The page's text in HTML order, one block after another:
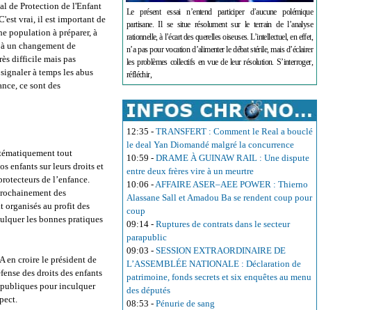
de Protection de l'Enfant
vrai, il est important de
population à préparer, à
un changement de
difficile mais pas
à temps les abus
ce sont des
tout
enfants sur leurs droits et
de l’enfance.
des
organisés au profit des
les bonnes pratiques
en croire le président de
des droits des enfants
publiques pour inculquer
Le présent essai n’entend participer d’aucune polémique
partisane. Il se situe résolument sur le terrain de l’analyse
rationnelle, à l’écart des querelles oiseuses. L’intellectuel, en effet,
n’a pas pour vocation d’alimenter le débat stérile, mais d’éclairer
les problèmes collectifs en vue de leur résolution. S’interroger,
réfléchir,
12:35 - TRANSFERT : Comment le Real a bouclé
le deal Yan Diomandé malgré la concurrence
10:59 - DRAME À GUINAW RAIL : Une dispute
entre deux frères vire à un meurtre
10:06 -AFFAIRE ASER–AEE POWER : Thierno
Alassane Sall et Amadou Ba se rendent coup pour
coup
09:14 - Ruptures de contrats dans le secteur
parapublic
09:03 - SESSION EXTRAORDINAIRE DE
L’ASSEMBLÉE NATIONALE : Déclaration de
patrimoine, fonds secrets et six enquêtes au menu
des députés
08:53 - Pénurie de sang